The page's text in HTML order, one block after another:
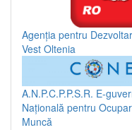
Agenția pentru
Vest Oltenia
A.N.P.C.P.P.S.R. E-
Națională pentru
Muncă